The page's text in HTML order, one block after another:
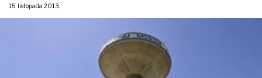
15. listopada 2013.